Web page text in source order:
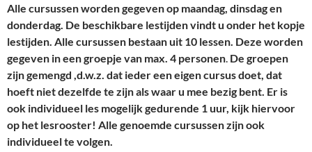
Alle cursussen worden gegeven op maandag, dinsdag en
donderdag. De beschikbare lestijden vindt u onder het kopje
lestijden. Alle cursussen bestaan uit 10 lessen. Deze worden
gegeven in een groepje van max. 4 personen. De groepen
zijn gemengd ,d.w.z. dat ieder een eigen cursus doet, dat
hoeft niet dezelfde te zijn als waar u mee bezig bent. Er is
ook individueel les mogelijk gedurende 1 uur, kijk hiervoor
op het lesrooster! Alle genoemde cursussen zijn ook
individueel te volgen.